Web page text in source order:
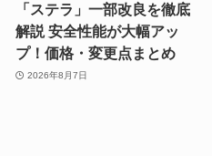
「ステラ」一部改良を徹底
解説 安全性能が大幅アッ
プ！価格・変更点まとめ
2026年8月7日